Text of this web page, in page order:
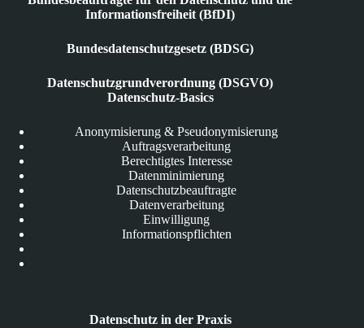
Informationsfreiheit (BfDI)
Bundesdatenschutzgesetz (BDSG)
Datenschutzgrundverordnung (DSGVO)
Datenschutz-Basics
Anonymisierung & Pseudonymisierung
Auftragsverarbeitung
Berechtigtes Interesse
Datenminimierung
Datenschutzbeauftragte
Datenverarbeitung
Einwilligung
Informationspflichten
Datenschutz in der Praxis